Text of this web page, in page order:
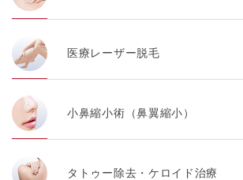
医療レーザー脱毛
小鼻縮小術（鼻翼縮小）
タトゥー除去・ケロイド治療